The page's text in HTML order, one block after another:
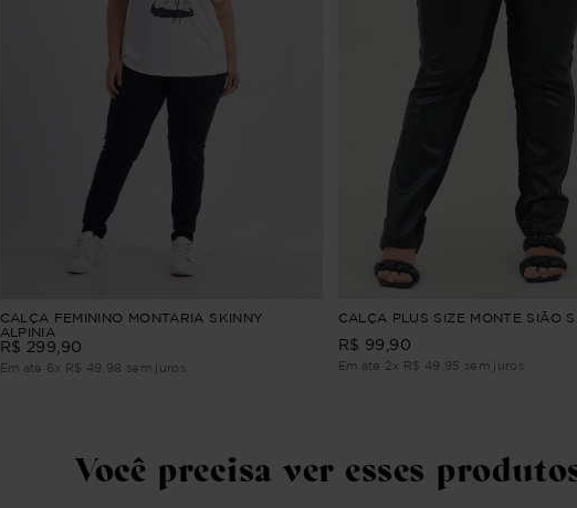
CALÇA FEMININO MONTARIA SKINNY
ALPINIA
R$ 299 90
Em até 6x R$ 49 98 sem juros
CALÇA PLUS SIZE MONTE SIÃO
R$ 99 90
Em até 2x R$ 49 95 sem juros
Você precisa ver esses